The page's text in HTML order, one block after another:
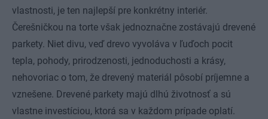
vlastnosti, je ten najlepší pre konkrétny interiér.
Čerešničkou na torte však jednoznačne zostávajú drevené
parkety. Niet divu, veď drevo vyvoláva v ľuďoch pocit
tepla, pohody, prirodzenosti, jednoduchosti a krásy,
nehovoriac o tom, že drevený materiál pôsobí príjemne a
vznešene. Drevené parkety majú dlhú životnosť a sú
vlastne investíciou, ktorá sa v každom prípade oplatí.